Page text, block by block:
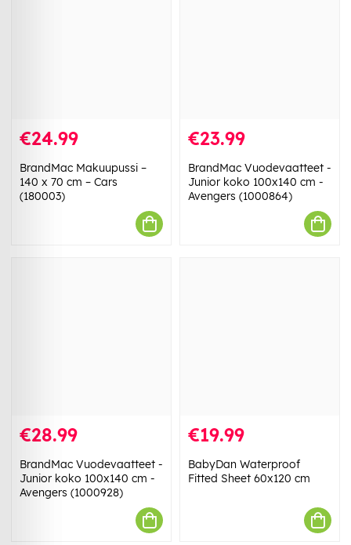
€24.99
BrandMac Makuupussi –
140 x 70 cm – Cars
(180003)
€23.99
BrandMac Vuodevaatteet -
Junior koko 100x140 cm -
Avengers (1000864)
€28.99
BrandMac Vuodevaatteet -
Junior koko 100x140 cm -
Avengers (1000928)
€19.99
BabyDan Waterproof
Fitted Sheet 60x120 cm